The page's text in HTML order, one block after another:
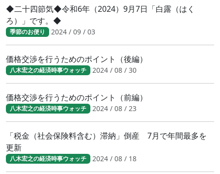
◆二十四節気◆令和6年（2024）9月7日「白露（はく
ろ）」です。◆
季節のお便り 2024 / 09 / 03
価格交渉を行うためのポイント（後編）
八木宏之の経済時事ウォッチ 2024 / 08 / 30
価格交渉を行うためのポイント（前編）
八木宏之の経済時事ウォッチ 2024 / 08 / 23
「税金（社会保険料含む）滞納」倒産 7月で年間最多を
更新
八木宏之の経済時事ウォッチ 2024 / 08 / 18